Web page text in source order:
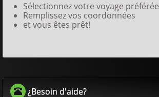
Sélectionnez votre voyage préférée
Remplissez vos coordonnées
et vous êtes prêt!
¿Besoin d'aide?